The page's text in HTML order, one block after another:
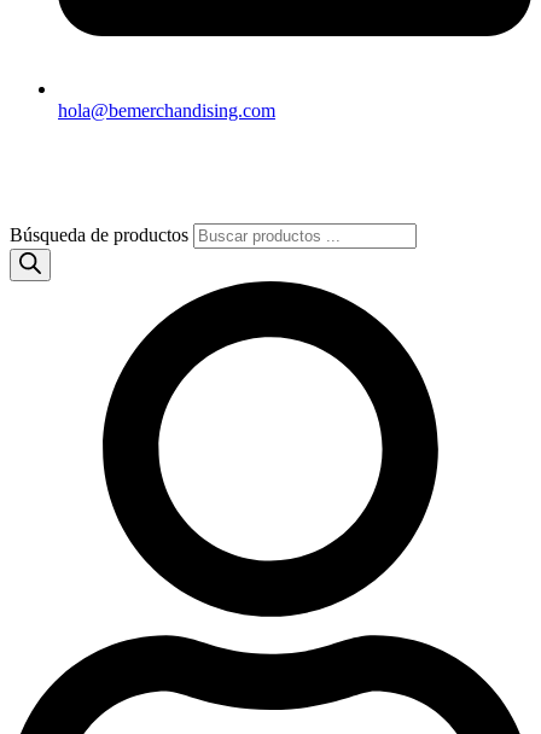
hola@bemerchandising.com
Búsqueda de productos